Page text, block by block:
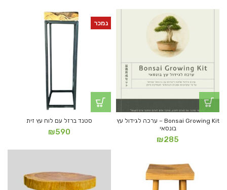
Bonsai Growing Kit – ערכה לגידול עץ
בונסאי
₪285
נמכר
סטנד ברזל עם לוח עץ זית
₪590